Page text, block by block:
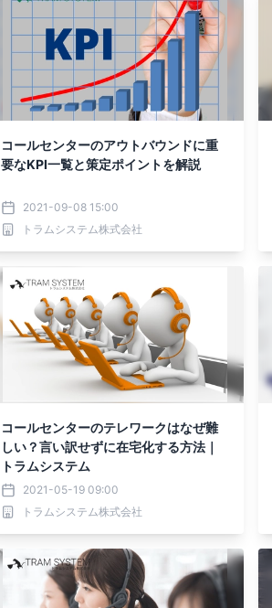
コールセンターのアウトバウンドに重
要なKPI一覧と策定ポイントを解説
2021-09-08 15:00
トラムシステム株式会社
コールセンターのテレワークはなぜ難
しい？言い訳せずに在宅化する方法｜
トラムシステム
2021-05-19 09:00
トラムシステム株式会社